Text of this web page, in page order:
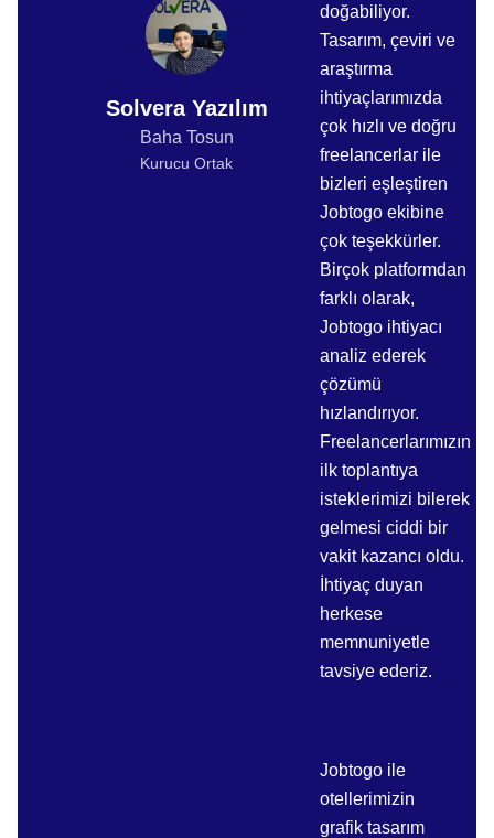
Solvera Yazılım
Baha Tosun
Kurucu Ortak
doğabiliyor.
Tasarım, çeviri ve
araştırma
ihtiyaçlarımızda
çok hızlı ve doğru
freelancerlar ile
bizleri eşleştiren
Jobtogo ekibine
çok teşekkürler.
Birçok platformdan
farklı olarak,
Jobtogo ihtiyacı
analiz ederek
çözümü
hızlandırıyor.
Freelancerlarımızın
ilk toplantıya
isteklerimizi bilerek
gelmesi ciddi bir
vakit kazancı oldu.
İhtiyaç duyan
herkese
memnuniyetle
tavsiye ederiz.
Jobtogo ile
otellerimizin
grafik tasarım